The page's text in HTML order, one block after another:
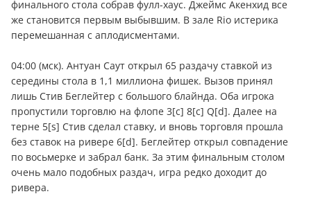
финального стола собрав фулл-хаус. Джеймс Акенхид все
же становится первым выбывшим. В зале Rio истерика
перемешанная с аплодисментами.
04:00 (мск). Антуан Саут открыл 65 раздачу ставкой из
середины стола в 1,1 миллиона фишек. Вызов принял
лишь Стив Беглейтер с большого блайнда. Оба игрока
пропустили торговлю на флопе 3[c] 8[c] Q[d]. Далее на
терне 5[s] Стив сделал ставку, и вновь торговля прошла
без ставок на ривере 6[d]. Беглейтер открыл совпадение
по восьмерке и забрал банк. За этим финальным столом
очень мало подобных раздач, игра редко доходит до
ривера.